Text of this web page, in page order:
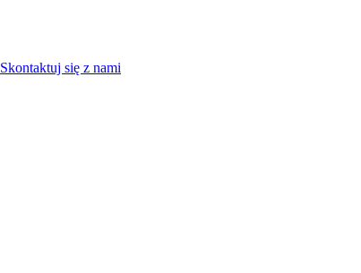
Skontaktuj się z nami